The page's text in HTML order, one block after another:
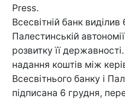
Press.
Всесвітній банк
Палестинській
розвитку її
надання коштів між
Всесвітнього банку і
підписана 6 грудня,